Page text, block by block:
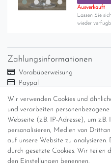
Ausverkauft
Lassen Sie
wieder
Wir verwenden Cookies und
und verarbeiten
Webseite (z.B. IP-Adresse), um
personalisieren, Medien von
auf unsere Website zu
durch gesetzte Cookies. Wir teilen
den Einstellungen benennen.
Zahlungsinformationen
Vorabüberweisung
Paypal
Versandinformationen
Versand per GLS (6,90 Euro)
(innerhalb Deutschlands)